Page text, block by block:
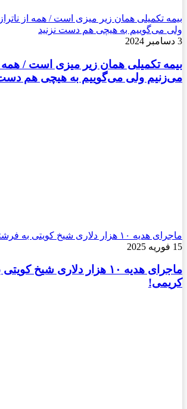
تکمیلی همان زیر میزی است / همه از
می‌گوییم به هیچی هم دست نزنید
تکمیلی همان زیر میزی است / همه از
ولی می‌گوییم به هیچی هم دست
هزار دلاری شیخ کویتی به فرشته کریمی!
ماجرای هدیه ۱۰ هزار دلاری شیخ کویتی